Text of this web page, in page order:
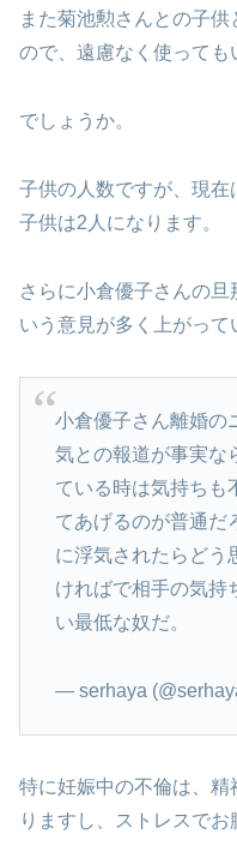
また菊池勲さんとの子
ので、遠慮なく使っても
でしょうか。
子供の人数ですが、現
子供は2人になります。
さらに小倉優子さんの
いう意見が多く上がって
小倉優子さん離婚の
気との報道が事実な
ている時は気持ちも
てあげるのが普通だ
に浮気されたらどう
ければで相手の気持
い最低な奴だ。
— serhaya
特に妊娠中の不倫は、
りますし、ストレスで